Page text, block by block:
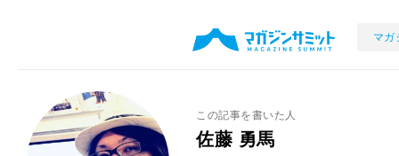
マガ
この記事を書いた人
佐藤 勇馬